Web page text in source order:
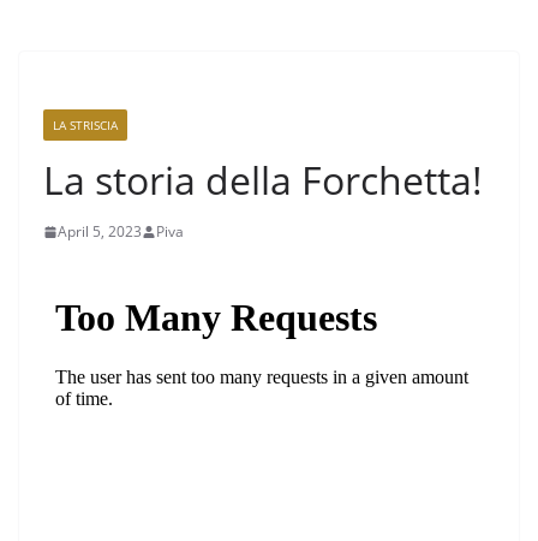
LA STRISCIA
La storia della Forchetta!
April 5, 2023 Piva